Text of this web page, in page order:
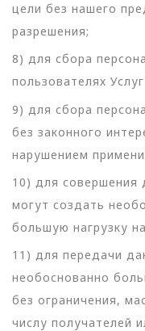
цели без нашего
разрешения;
8) для сбора
пользователях
9) для сбора
без законного
нарушением
10) для совершения
могут создать
большую нагрузку
11) для передачи
необоснованно
без ограничения,
числу получателей